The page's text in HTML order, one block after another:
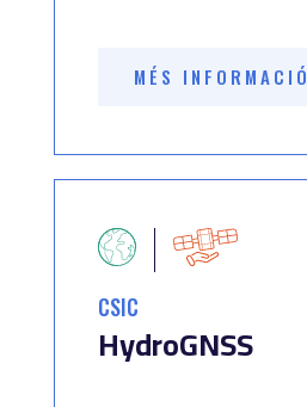
MÉS INFORMACIÓ
CSIC
HydroGNSS